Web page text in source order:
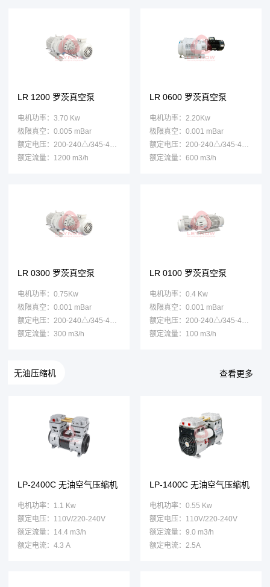
LR 1200 罗茨真空泵
电机功率：3.70 Kw
极限真空：0.005 mBar
额定电压：200-240△/345-415Y
额定流量：1200 m3/h
LR 0600 罗茨真空泵
电机功率：2.20Kw
极限真空：0.001 mBar
额定电压：200-240△/345-415Y
额定流量：600 m3/h
LR 0300 罗茨真空泵
电机功率：0.75Kw
极限真空：0.001 mBar
额定电压：200-240△/345-415Y
额定流量：300 m3/h
LR 0100 罗茨真空泵
电机功率：0.4 Kw
极限真空：0.001 mBar
额定电压：200-240△/345-415Y
额定流量：100 m3/h
无油压缩机 查看更多
LP-2400C 无油空气压缩机
电机功率：1.1 Kw
额定电压：110V/220-240V
额定流量：14.4 m3/h
额定电流：4.3 A
LP-1400C 无油空气压缩机
电机功率：0.55 Kw
额定电压：110V/220-240V
额定流量：9.0 m3/h
额定电流：2.5A